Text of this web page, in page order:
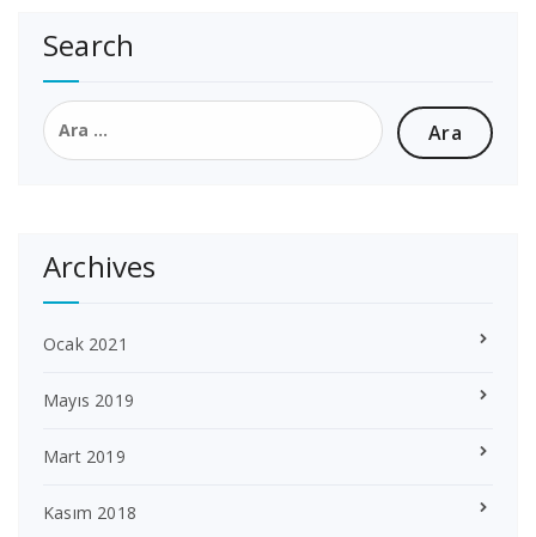
Search
Arama:
Archives
Ocak 2021
Mayıs 2019
Mart 2019
Kasım 2018